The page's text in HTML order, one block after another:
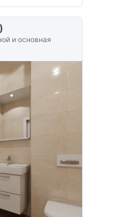
и основная